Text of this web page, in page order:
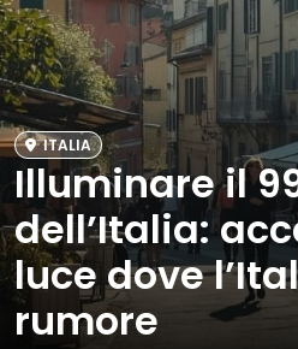
ITALIA
Illuminare il
dell’Italia:
luce dove
rumore